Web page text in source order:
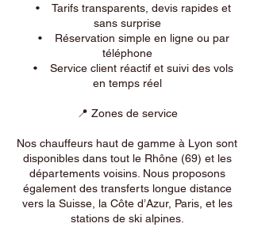
• Tarifs transparents, devis rapides et
sans surprise
• Réservation simple en ligne ou par
téléphone
• Service client réactif et suivi des vols
en temps réel
📍 Zones de service
Nos chauffeurs haut de gamme à Lyon sont
disponibles dans tout le Rhône (69) et les
départements voisins. Nous proposons
également des transferts longue distance
vers la Suisse, la Côte d’Azur, Paris, et les
stations de ski alpines.